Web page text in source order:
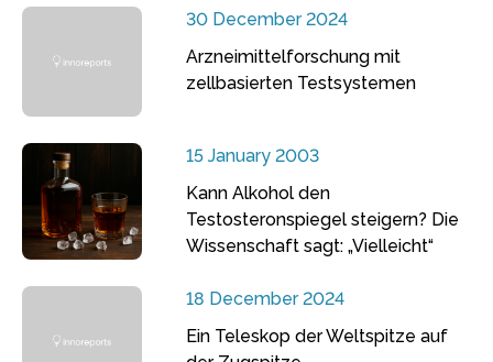
30 December 2024
Arzneimittelforschung mit
zellbasierten Testsystemen
15 January 2003
Kann Alkohol den
Testosteronspiegel steigern? Die
Wissenschaft sagt: „Vielleicht“
18 December 2024
Ein Teleskop der Weltspitze auf